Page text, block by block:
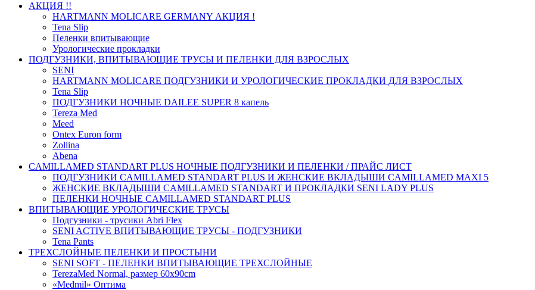
АКЦИЯ !!
HARTMANN MOLICARE GERMANY АКЦИЯ !
Tena Slip
Пеленки впитывающие
Урологические прокладки
ПОДГУЗНИКИ, ВПИТЫВАЮЩИЕ ТРУСЫ И ПЕЛЕНКИ ДЛЯ ВЗРОСЛЫХ
SENI
HARTMANN MOLICARE ПОДГУЗНИКИ И УРОЛОГИЧЕСКИЕ ПРОКЛАДКИ ДЛЯ ВЗРОСЛЫХ
Tena Slip
ПОДГУЗНИКИ НОЧНЫЕ DAILEE SUPER 8 капель
Tereza Med
Meed
Ontex Euron form
Zollina
Abena
CAMILLAMED STANDART PLUS НОЧНЫЕ ПОДГУЗНИКИ И ПЕЛЕНКИ / ПРАЙС ЛИСТ
ПОДГУЗНИКИ CAMILLAMED STANDART PLUS И ЖЕНСКИЕ ВКЛАДЫШИ CAMILLAMED MAXI 5
ЖЕНСКИЕ ВКЛАДЫШИ CAMILLAMED STANDART И ПРОКЛАДКИ SENI LADY PLUS
ПЕЛЕНКИ НОЧНЫЕ CAMILLAMED STANDART PLUS
ВПИТЫВАЮЩИЕ УРОЛОГИЧЕСКИЕ ТРУСЫ
Подгузники - трусики Abri Flex
SENI ACTIVE ВПИТЫВАЮЩИЕ ТРУСЫ - ПОДГУЗНИКИ
Tena Pants
ТРЕХСЛОЙНЫЕ ПЕЛЕНКИ И ПРОСТЫНИ
SENI SOFT - ПЕЛЕНКИ ВПИТЫВАЮЩИЕ ТРЕХСЛОЙНЫЕ
TerezaMed Normal, размер 60x90cm
«Medmil» Оптима